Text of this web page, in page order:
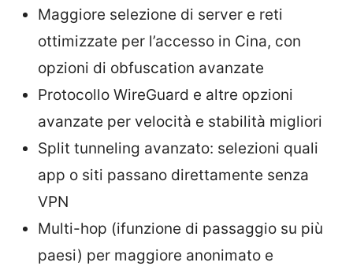
Maggiore selezione di server e reti
ottimizzate per l’accesso in Cina, con
opzioni di obfuscation avanzate
Protocollo WireGuard e altre opzioni
avanzate per velocità e stabilità migliori
Split tunneling avanzato: selezioni quali
app o siti passano direttamente senza
VPN
Multi-hop (ifunzione di passaggio su più
paesi) per maggiore anonimato e